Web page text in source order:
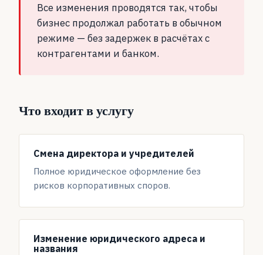
Все изменения проводятся так, чтобы
бизнес продолжал работать в обычном
режиме — без задержек в расчётах с
контрагентами и банком.
Что входит в услугу
Смена директора и учредителей
Полное юридическое оформление без
рисков корпоративных споров.
Изменение юридического адреса и
названия